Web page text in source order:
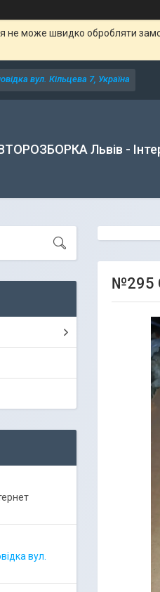
не може швидко обробляти
вул. Кільцева 7, Україна
Львів -
№295
вул.